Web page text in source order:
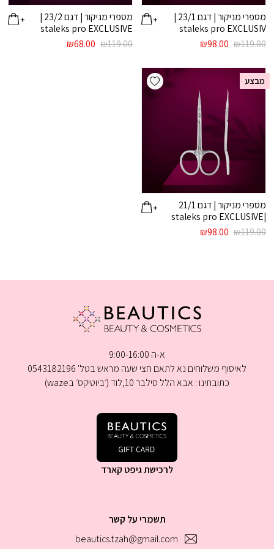
מספרי מניקור | דגם 23/1 |
staleks pro EXCLUSIV
₪119.00
המחיר
היה:
₪98.00
הוא:
מספרי מניקור | דגם 23/2 |
staleks pro EXCLUSIVE
₪119.00
המחיר₪68.00 המחיר
Add wishlist מבצע
מספרי מניקור | דגם 21/1
|staleks pro EXCLUSIVE
₪119.00
המחיר ₪98.00
תשמרי על קשר
beautics.tzah@gmail.com
א-ה 9:00-16:00
לאיסוף משלוחים נא לתאם חצי שעה מראש בטל' 0543182196
כתובתינו : אבא הלל סילבר 10,לוד (׳ביוטיקס׳ בwaze)
לרכישת גיפט קארד